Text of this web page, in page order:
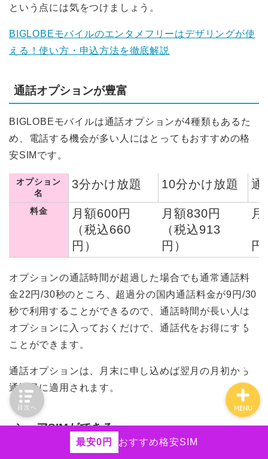
という点には気をつけましょう。
BIGLOBEモバイルのエンタメフリーはデザリングが使
える！使い方・申込方法を徹底解説
通話オプションが豊富
BIGLOBEモバイルは通話オプションが4種類もあるた
め、電話する機会が多い人にはとってもおすすめの格
安SIMです。
オプション
名
料金
3分かけ放題
月額600円
（税込660
円）
10分かけ放題
月額830円
（税込913
円）
通
月
円
オプションの通話時間が超過した場合でも通常通話料
金22円/30秒のところ、超過分の国内通話料金が9円/30
秒で利用することができるので、通話時間が長い人は
オプションに入っておくだけで、通話代をお得にする
ことができます。
通話オプションは、月末に申し込めば翌月の月初から
通話量に適用されます。
シェアSIMができる
最安0円 おすすめ格安SIM
MENU
DTI SIM
nuroモバイル
エンタメフリー
iPhone
Android
ネットの役立つ情報
目次へ